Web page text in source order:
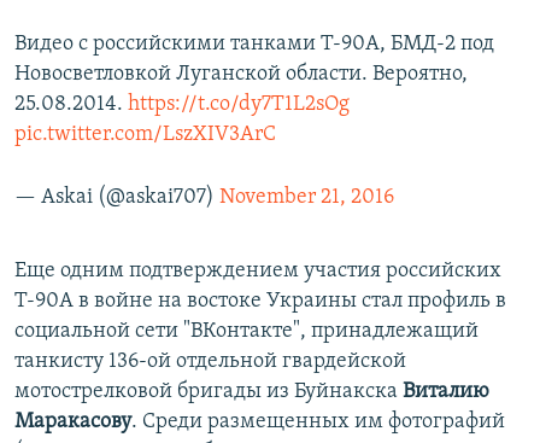
Видео с российскими танками Т-90А, БМД-2 под
Новосветловкой Луганской области. Вероятно,
25.08.2014. https://t.co/dy7T1L2sOg
pic.twitter.com/LszXIV3ArC
— Askai (@askai707) November 21, 2016
Еще одним подтверждением участия российских
Т-90А в войне на востоке Украины стал профиль в
социальной сети "ВКонтакте", принадлежащий
танкисту 136-ой отдельной гвардейской
мотострелковой бригады из Буйнакска Виталию
Маракасову. Среди размещенных им фотографий